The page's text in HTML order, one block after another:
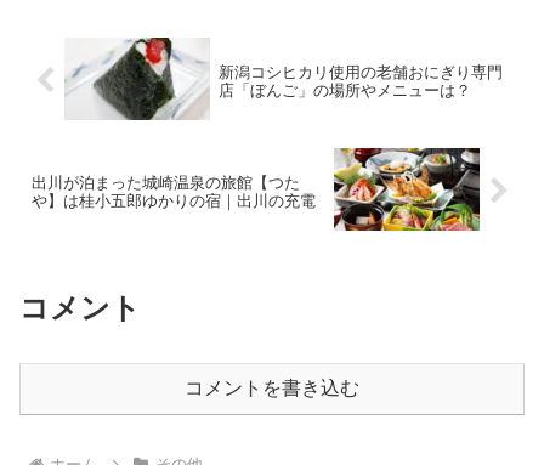
新潟コシヒカリ使用の老舗おにぎり専門
店「ぼんご」の場所やメニューは？
出川が泊まった城崎温泉の旅館【つた
や】は桂小五郎ゆかりの宿｜出川の充電
コメント
コメントを書き込む